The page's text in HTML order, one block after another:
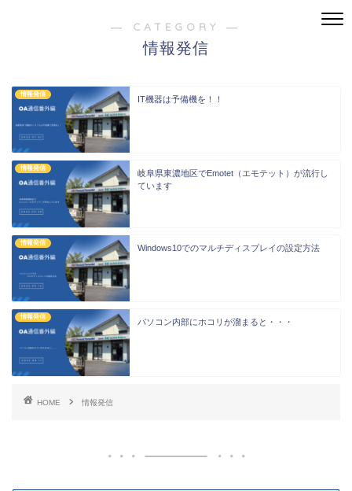
― CATEGORY ―
情報発信
情報発信
IT機器は予備機を！！
情報発信
岐阜県東濃地区でEmotet（エモテット）が流行し
ています
情報発信
Windows10でのマルチディスプレイの設定方法
情報発信
パソコン内部にホコリが溜まると・・・
HOME 情報発信